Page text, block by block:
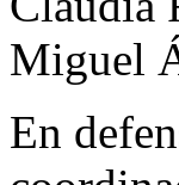
Miguel
En